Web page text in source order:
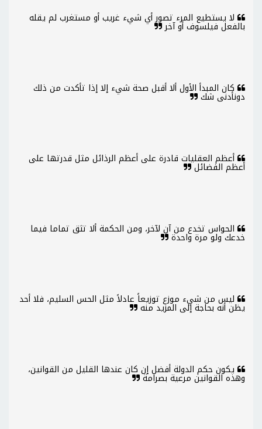
لا يستطيع المرء تصور أي شيء غريب أو مستغرب لم يقله
بالفعل فيلسوف أو آخر
كان المبدأ الأول ألا أقبل صحة شيء إلا إذا تأكدت من ذلك
دونأدنى شك
أعظم العقليات قادرة على أعظم الرذائل مثل قدرتها على
أعظم الفضائل
الحواس تخدع من آن لآخر، ومن الحكمة ألا تثق تماما فيما
خدعك ولو مرة واحدة
ليس من شيء موزع توزيعاً عادلاً مثل الحس السليم، فلا أحد
يظن أنه بحاجة إلى المزيد منه
يكون حكم الدولة أفضل إن كان عندها القليل من القوانين،
وهذه القوانين مرعية بصرامة